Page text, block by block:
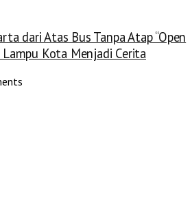
dari Atas Bus Tanpa Atap “Open
Lampu Kota Menjadi Cerita